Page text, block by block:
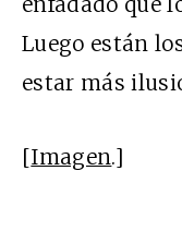
Luego están
estar más
[Imagen.]